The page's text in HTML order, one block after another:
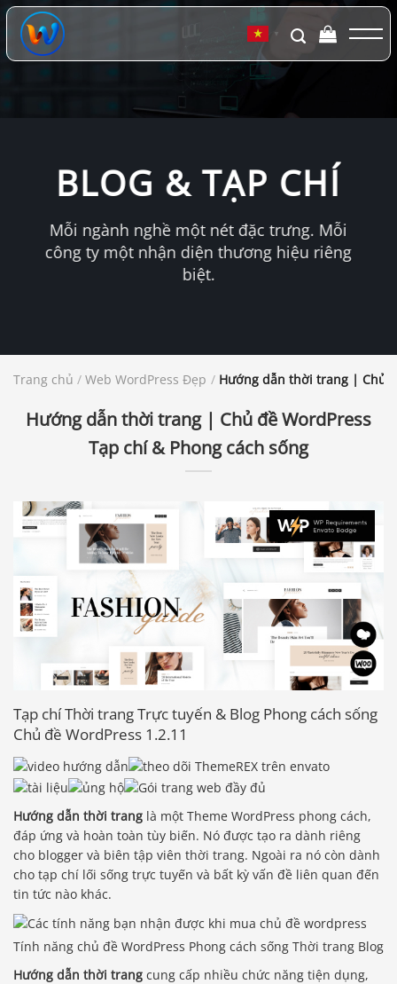
Chuyển
đến
dung
▼
BLOG & TẠP CHÍ
Mỗi ngành nghề một nét đặc trưng. Mỗi
công ty một nhận diện thương hiệu riêng
biệt.
Trang chủ / Web WordPress Đẹp / Hướng dẫn thời trang | Chủ
Hướng dẫn thời trang | Chủ đề WordPress
Tạp chí & Phong cách sống
Tạp chí Thời trang Trực tuyến & Blog Phong cách sống
Chủ đề WordPress 1.2.11
Hướng dẫn thời trang là một Theme WordPress phong cách,
đáp ứng và hoàn toàn tùy biến. Nó được tạo ra dành riêng
cho blogger và biên tập viên thời trang. Ngoài ra nó còn dành
cho tạp chí lối sống trực tuyến và bất kỳ vấn đề liên quan đến
tin tức nào khác.
Tính năng chủ đề WordPress Phong cách sống Thời trang Blog
Hướng dẫn thời trang cung cấp nhiều chức năng tiện dụng,